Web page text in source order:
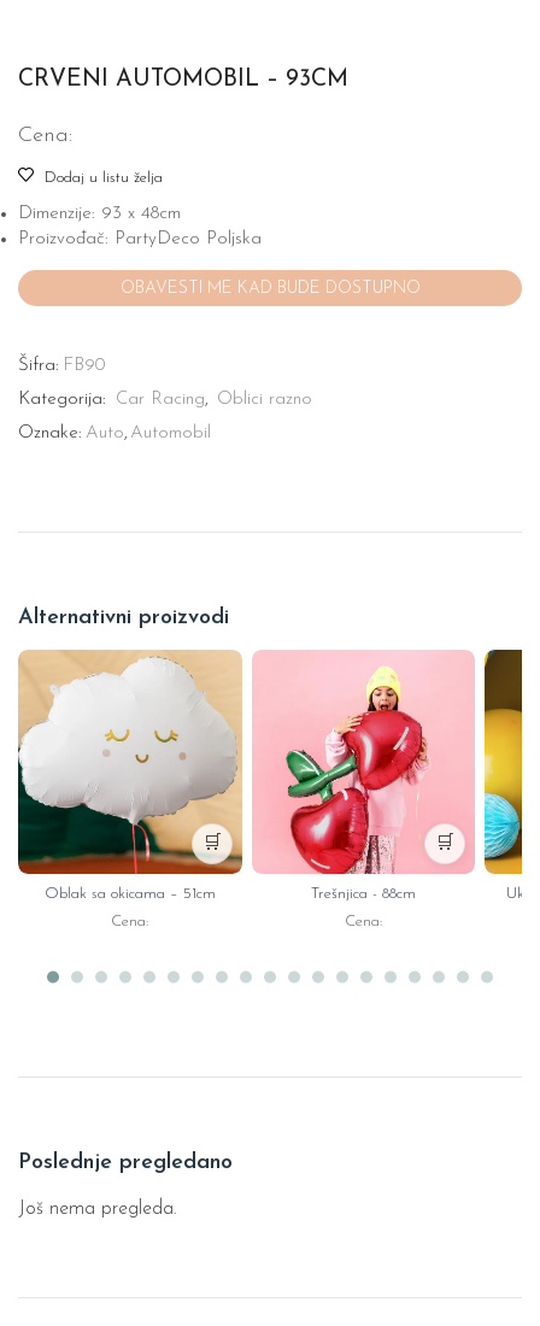
CRVENI AUTOMOBIL – 93CM
Cena:
Dodaj u listu želja
Dimenzije: 93 x 48cm
Proizvođač: PartyDeco Poljska
Šifra: FB90
Kategorija:
Car Racing, Oblici razno
Oznake: Auto, Automobil
Alternativni proizvodi
🛒
Oblak sa okicama – 51cm
Cena:
🛒
Trešnjica - 88cm
Cena:
Poslednje pregledano
Još nema pregleda.